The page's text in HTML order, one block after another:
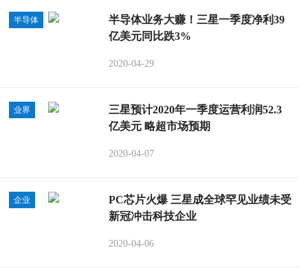
半导体
半导体业务大赚！三星一季度净利39
亿美元同比跌3%
2020-04-29
业界
三星预计2020年一季度运营利润52.3
亿美元 略超市场预期
2020-04-07
企业
PC芯片火爆 三星成全球罕见业绩未受
新冠冲击科技企业
2020-04-06